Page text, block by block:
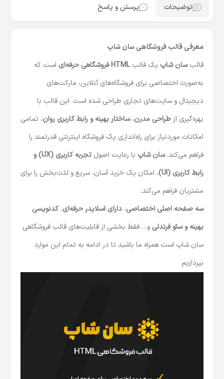
توضیحات پرسش و پاسخ
معرفی قالب فروشگاهی سان شاپ
قالبسان شاپ یک قالبHTML فروشگاهی حرفه‌ای
است که
به‌صورت اختصاصی برای فروشگاه‌های آنلاین، مارکت‌های
دیجیتال و سایت‌های تجاری طراحی شده است. این قالب با
بهره‌گیری از طراحی مدرن،ساختار بهینه و رابط کاربری روان، تمامی
امکانات موردنیاز برای راه‌اندازی یک فروشگاه اینترنتی قدرتمند را
فراهم می‌کند.سان شاپ با رعایت اصول
تجربه کاربری (UX) و
رابط کاربری (UI)
، امکان یک خرید آسان، سریع و لذت‌بخش را برای
مشتریان فراهم می‌کند.
سه صفحه اصلی اختصاصی، دارای اسلایدر حرفه‌ای، کدنویسی
بهینه و سئو فرندلی و… فقط بخشی از قابلیت‌های قالب فروشگاهی
سان شاپ است همراه ما باشید تا در ادامه به تمام این موارد
بپردازیم.